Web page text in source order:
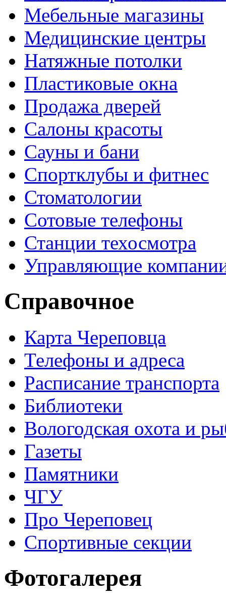
Мебельные магазины
Медицинские центры
Натяжные потолки
Пластиковые окна
Продажа дверей
Салоны красоты
Сауны и бани
Спортклубы и фитнес
Стоматологии
Сотовые телефоны
Станции техосмотра
Управляющие
Справочное
Карта Череповца
Телефоны и адреса
Расписание транспорта
Библиотеки
Вологодская охота и
Газеты
Памятники
ЧГУ
Про Череповец
Спортивные секции
Фотогалерея